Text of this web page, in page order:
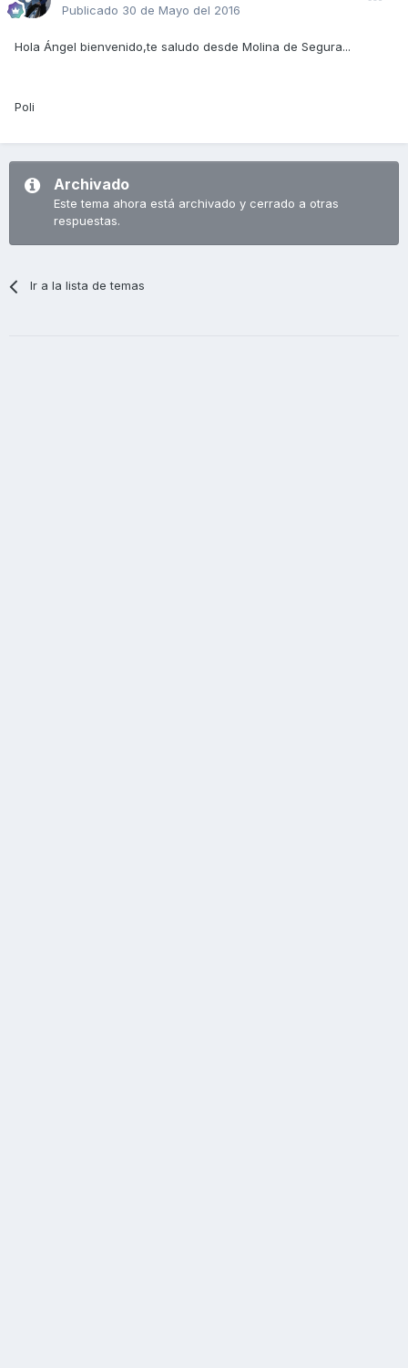
Publicado 30 de Mayo del 2016
Hola Ángel bienvenido,te saludo desde Molina de Segura...
Poli
Archivado
Este tema ahora está archivado y cerrado a otras
respuestas.
Ir a la lista de temas